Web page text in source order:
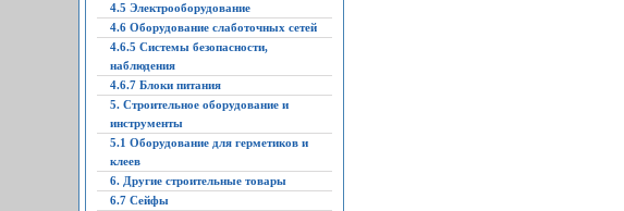
4.5 Электрооборудование
4.6 Оборудование слаботочных сетей
4.6.5 Системы безопасности,
наблюдения
4.6.7 Блоки питания
5. Строительное оборудование и
инструменты
5.1 Оборудование для герметиков и
клеев
6. Другие строительные товары
6.7 Сейфы